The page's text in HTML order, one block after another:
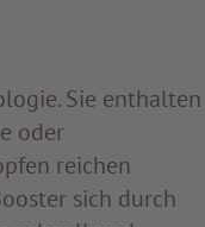
Sie enthalten
oder
reichen
sich durch